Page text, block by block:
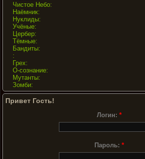
Чистое Небо:
Наёмник:
Нуклиды:
Учёные:
Цербер:
Тёмные:
Бандиты:
:
Грех:
О-сознание:
Мутанты:
Зомби:
Привет Гость!
Логин: *
Пароль: *